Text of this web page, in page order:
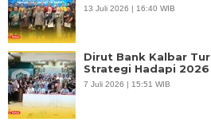
13 Juli 2026 | 16:40 WIB
Dirut Bank Kalbar
Strategi Hadapi 2026
7 Juli 2026 | 15:51 WIB